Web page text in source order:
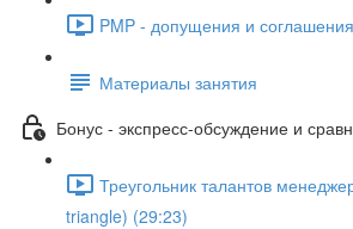
PMP - допущения и
Материалы занятия
Бонус - экспресс-обсуждение и
Треугольник талантов
triangle) (29:23)